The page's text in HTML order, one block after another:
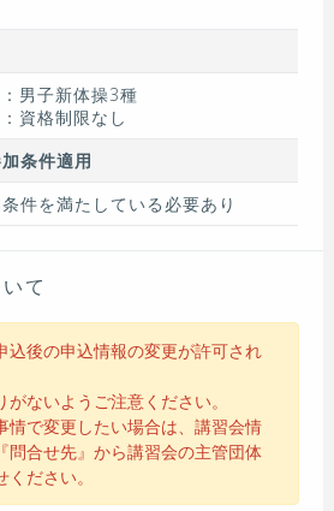
男子新体操3種
資格制限なし
条件適用
件を満たしている必要あり
て
込後の申込情報の変更が許可され
ないようご注意ください。
情で変更したい場合は、講習会情
問合せ先』から講習会の主管団体
ださい。